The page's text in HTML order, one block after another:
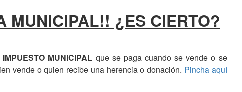
MUNICIPAL!! ¿ES CIERTO?
IMPUESTO MUNICIPAL que se paga cuando se vende o se
vende o quien recibe una herencia o donación. Pincha aquí